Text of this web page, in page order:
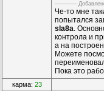
------------
Че-то мне
попытался
sla8a.
контрола и
а на
Можете
Пока это
карма: 23